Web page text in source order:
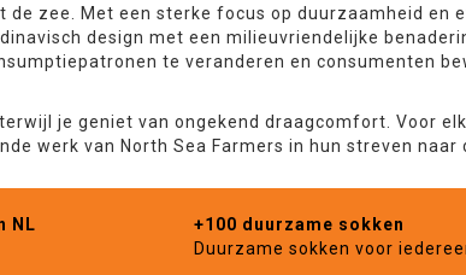
zee. Met een sterke focus op duurzaamheid en
design met een milieuvriendelijke
te veranderen en consumenten
je geniet van ongekend draagcomfort. Voor
werk van North Sea Farmers in hun streven
NL
+100 duurzame sokken
Duurzame sokken voor